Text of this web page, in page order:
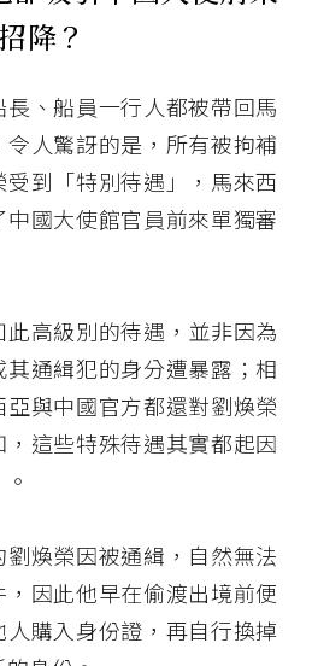
降？
、船員一行人都被帶回馬
人驚訝的是，所有被拘補
到「特別待遇」，馬來西
國大使館官員前來單獨審
高級別的待遇，並非因為
通緝犯的身分遭暴露；相
與中國官方都還對劉煥榮
這些特殊待遇其實都起因
煥榮因被通緝，自然無法
因此他早在偷渡出境前便
購入身份證，再自行換掉